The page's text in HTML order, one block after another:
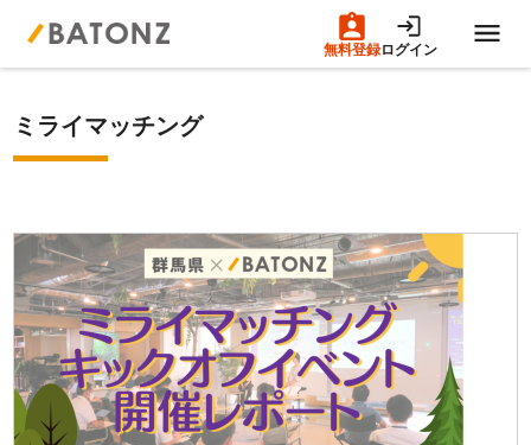
無料登録ログイン
M&A案件一覧
売りたい方へ
買いたい方へ
成約事例
M&A専門家の方へ
ミライマッチング